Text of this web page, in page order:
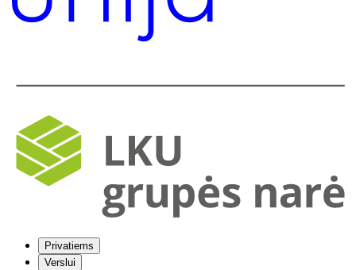
Privatiems
Verslui